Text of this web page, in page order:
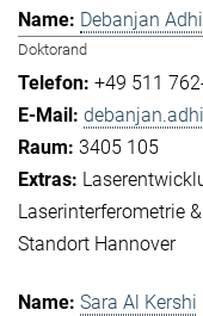
Debanjan
Doktorand
+49 511
3405 105
Laserinterferometrie
Standort Hannover
Sara Al Kershi